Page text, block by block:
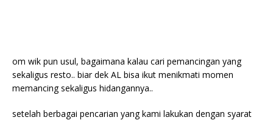
om wik pun usul, bagaimana kalau cari pemancingan yang
sekaligus resto.. biar dek AL bisa ikut menikmati momen
memancing sekaligus hidangannya..
setelah berbagai pencarian yang kami lakukan dengan syarat